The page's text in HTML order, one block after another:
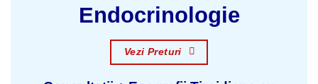
Endocrinologie
Vezi Preturi